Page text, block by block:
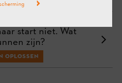
start niet. Wat
zijn?
oplossen